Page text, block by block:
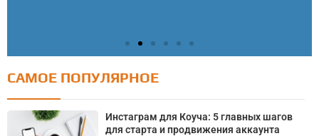
Тест: Как я контролирую свою жизнь?
Онлайн тест на основе шкалы локуса контроля
Джулиана Роттера
САМОЕ ПОПУЛЯРНОЕ
Инстаграм для Коуча: 5 главных шагов
для старта и продвижения аккаунта